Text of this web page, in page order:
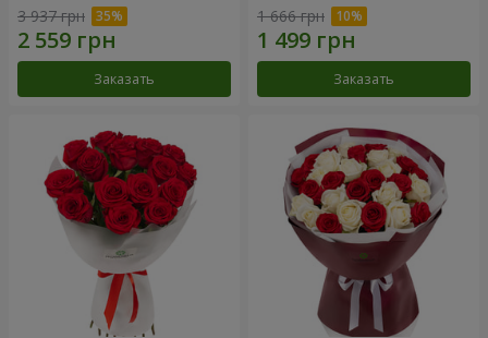
3 937 грн
Заказать
1 666 грн
Заказать